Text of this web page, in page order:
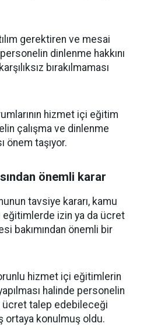
gerektiren ve mesai
dinlenme hakkını
bırakılmaması
hizmet içi eğitim
çalışma ve dinlenme
önem taşıyor.
önemli karar
tavsiye kararı, kamu
eğitimlerde izin ya da ücret
bakımından önemli bir
hizmet içi eğitimlerin
halinde personelin
ücret talep edebileceği
ortaya konulmuş oldu.